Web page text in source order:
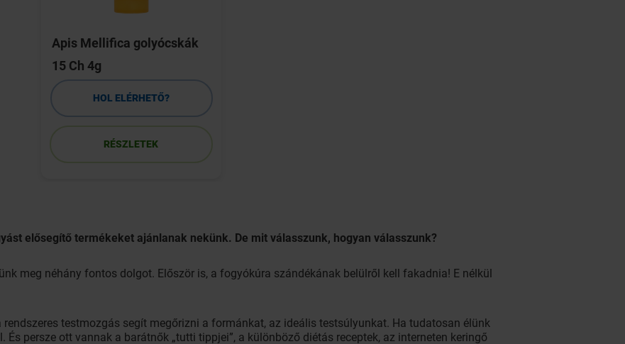
Apis Mellifica golyócskák
15 Ch 4g
HOL ELÉRHETŐ?
RÉSZLETEK
elősegítő termékeket ajánlanak nekünk. De mit válasszunk, hogyan válasszunk?
meg néhány fontos dolgot. Először is, a fogyókúra szándékának belülről kell fakadnia! E nélkül
testmozgás segít megőrizni a formánkat, az ideális testsúlyunkat. Ha tudatosan élünk
És persze ott vannak a barátnők „tutti tippjei”, a különböző diétás receptek, az interneten keringő